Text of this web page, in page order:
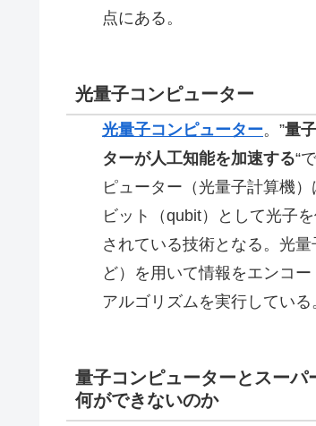
点にある。
光量子コンピューター
光量子コンピューター。”量
ターが人工知能を加速する“
ピューター（光量子計算機
ビット（qubit）として光子
されている技術となる。光
ど）を用いて情報をエンコ
アルゴリズムを実行している
量子コンピューターとスーパ
何ができないのか